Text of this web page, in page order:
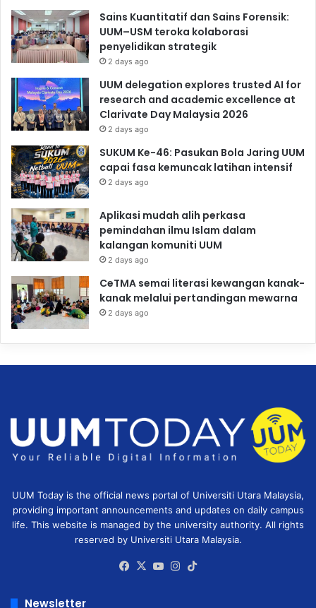
Sains Kuantitatif dan Sains Forensik:
UUM–USM teroka kolaborasi
penyelidikan strategik
2 days ago
UUM delegation explores trusted AI for
research and academic excellence at
Clarivate Day Malaysia 2026
2 days ago
SUKUM Ke-46: Pasukan Bola Jaring UUM
capai fasa kemuncak latihan intensif
2 days ago
Aplikasi mudah alih perkasa
pemindahan ilmu Islam dalam
kalangan komuniti UUM
2 days ago
CeTMA semai literasi kewangan kanak-
kanak melalui pertandingan mewarna
2 days ago
UUM Today is the official news portal of Universiti Utara Malaysia,
providing important announcements and updates on daily campus
life. This website is managed by the university authority. All rights
reserved by Universiti Utara Malaysia.
Facebook
X YouTubeInstagram
Newsletter